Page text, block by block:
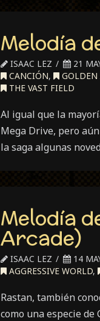
Melodía
ISAAC LEZ
21
CANCIÓN, GOLDEN
THE VAST FIELD
Al igual que la
Mega Drive, pero
la saga algunas
Melodía
Arcade)
ISAAC LEZ
14
AGGRESSIVE WORLD,
Rastan, también
como una especie